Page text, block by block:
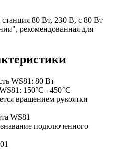
станция 80 Вт, 230 В, с 80 Вт
рекомендованная для
WS81: 80 Вт
150°C– 450°C
вращением рукоятки
WS81
подключенного